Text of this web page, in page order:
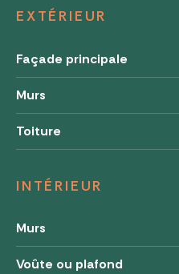
EXTÉRIEUR
Façade principale
Murs
Toiture
INTÉRIEUR
Murs
Voûte ou plafond